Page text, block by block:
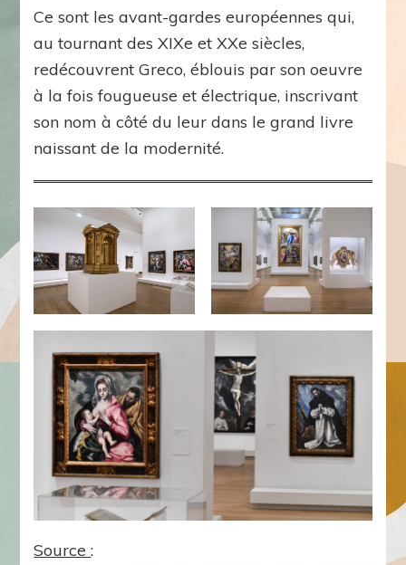
Ce sont les avant-gardes européennes qui,
au tournant des XIXe et XXe siècles,
redécouvrent Greco, éblouis par son oeuvre
à la fois fougueuse et électrique, inscrivant
son nom à côté du leur dans le grand livre
naissant de la modernité.
Source: